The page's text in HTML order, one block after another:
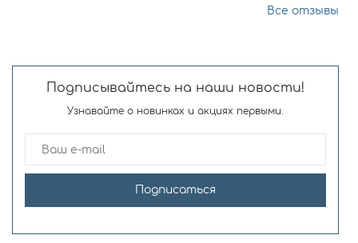
Все отзывы
Подписывайтесь на наши новости!
Узнавайте о новинках и акциях первыми.
Подписаться